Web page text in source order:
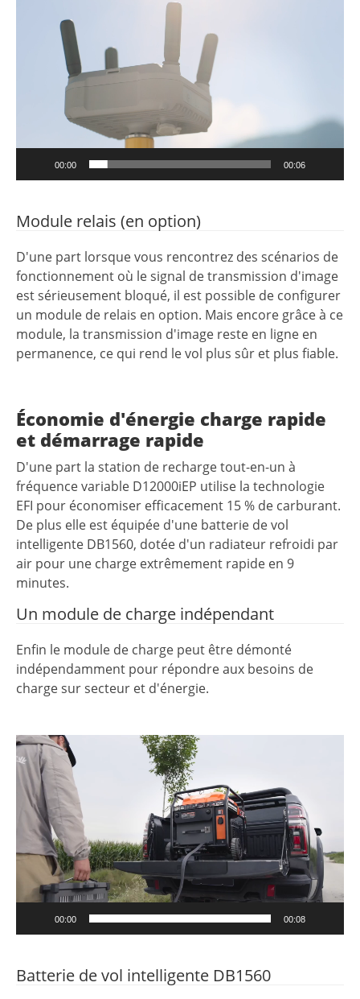
00:00 00:06
Module relais (en option)
D'une part lorsque vous rencontrez des scénarios de
fonctionnement où le signal de transmission d'image
est sérieusement bloqué, il est possible de configurer
un module de relais en option. Mais encore grâce à ce
module, la transmission d'image reste en ligne en
permanence, ce qui rend le vol plus sûr et plus fiable.
Économie d'énergie charge rapide
et démarrage rapide
D'une part la station de recharge tout-en-un à
fréquence variable D12000iEP utilise la technologie
EFI pour économiser efficacement 15 % de carburant.
De plus elle est équipée d'une batterie de vol
intelligente DB1560, dotée d'un radiateur refroidi par
air pour une charge extrêmement rapide en 9
minutes.
Un module de charge indépendant
Enfin le module de charge peut être démonté
indépendamment pour répondre aux besoins de
charge sur secteur et d'énergie.
Lecteur
vidéo
00:00 00:08
Batterie de vol intelligente DB1560